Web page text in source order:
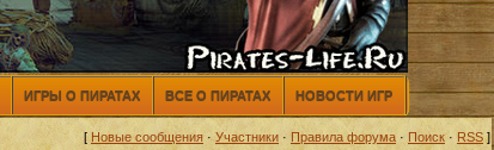
ИГРЫ О ПИРАТАХ ВСЕ О ПИРАТАХ НОВОСТИ ИГР
[ Новые сообщения · Участники · Правила форума · Поиск · RSS]